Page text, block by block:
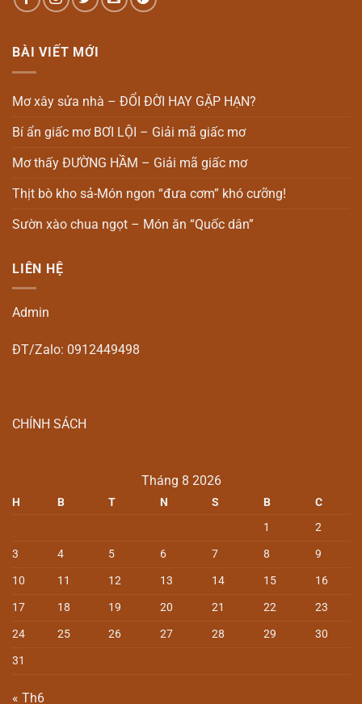
BÀI VIẾT MỚI
Mơ xây sửa nhà – ĐỔI ĐỜI HAY GẶP HẠN?
Bí ẩn giấc mơ BƠI LỘI – Giải mã giấc mơ
Mơ thấy ĐƯỜNG HẦM – Giải mã giấc mơ
Thịt bò kho sả-Món ngon “đưa cơm” khó cưỡng!
Sườn xào chua ngọt – Món ăn “Quốc dân”
LIÊN HỆ
Admin
ĐT/Zalo: 0912449498
CHÍNH SÁCH
Tháng 8 2026
H B T N S B
C
1
2
3
4 5 6 7 8
9
10
11 12 13 14 15
16
17
18 19 20 21 22
23
24
25 26 27 28 29
30
31
« Th6